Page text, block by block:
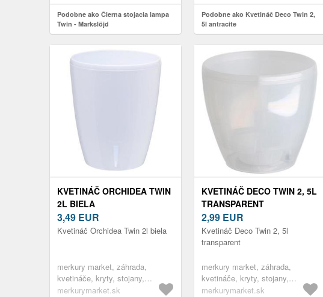
Podobne ako Čierna stojacia lampa
Twin - Markslöjd
Podobne ako Kvetináč Deco Twin 2,
5l antracite
KVETINÁČ ORCHIDEA TWIN
2L BIELA
3,49 EUR
Kvetináč Orchidea Twin 2l biela
merkury market, záhrada,
kvetináče, kryty, stojany,
interiérové kvetináče
merkurymarket.sk
KVETINÁČ DECO TWIN 2, 5L
TRANSPARENT
2,99 EUR
Kvetináč Deco Twin 2, 5l
transparent
merkury market, záhrada,
kvetináče, kryty, stojany,
interiérové kvetináče
merkurymarket.sk